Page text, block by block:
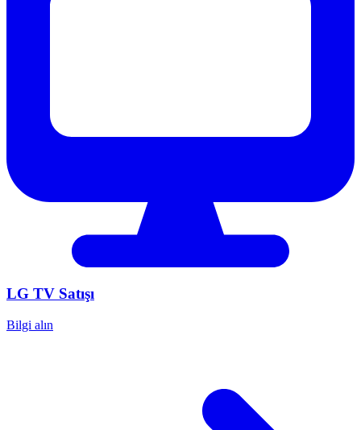
LG TV Satışı
Bilgi alın